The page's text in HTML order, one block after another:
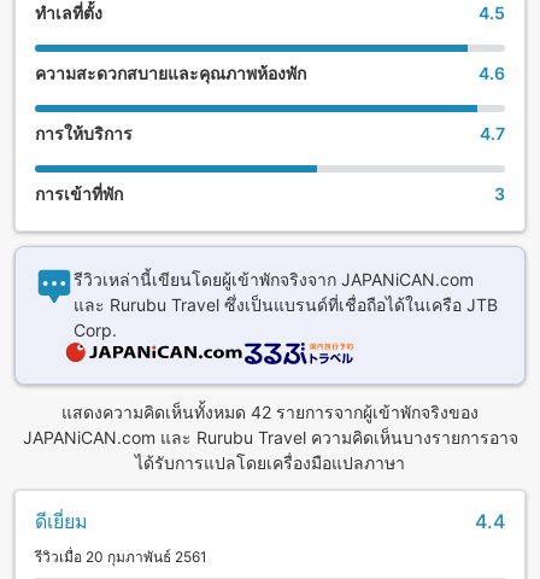
ทำเลที่ตั้ง 4.5
ความสะดวกสบายและคุณภาพห้องพัก 4.6
การให้บริการ 4.7
การเข้าที่พัก 3
รีวิวเหล่านี้เขียนโดยผู้เข้าพักจริงจาก JAPANiCAN.com
และ Rurubu Travel ซึ่งเป็นแบรนด์ที่เชื่อถือได้ในเครือ JTB
Corp.
แสดงความคิดเห็นทั้งหมด 42 รายการจากผู้เข้าพักจริงของ
JAPANiCAN.com และ Rurubu Travel ความคิดเห็นบางรายการอาจ
ได้รับการแปลโดยเครื่องมือแปลภาษา
ดีเยี่ยม 4.4
รีวิวเมื่อ 20 กุมภาพันธ์ 2561